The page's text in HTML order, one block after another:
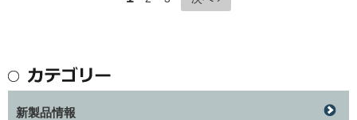
新製品情報